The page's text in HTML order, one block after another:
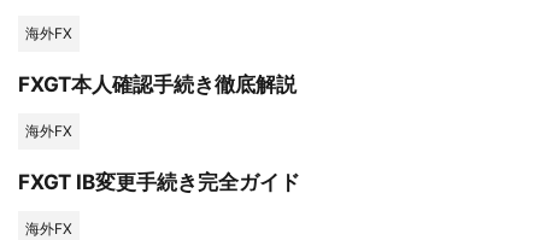
海外FX
FXGT本人確認手続き徹底解説
海外FX
FXGT IB変更手続き完全ガイド
海外FX